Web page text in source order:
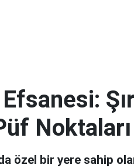
Noktaları
özel bir yere sahip